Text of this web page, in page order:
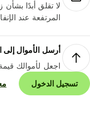
لا تقلق أبدًا بشأن
المرتفعة عند
أرسل الأموال إلى
اجعل لأموالك قيمة
تسجيل الدخول